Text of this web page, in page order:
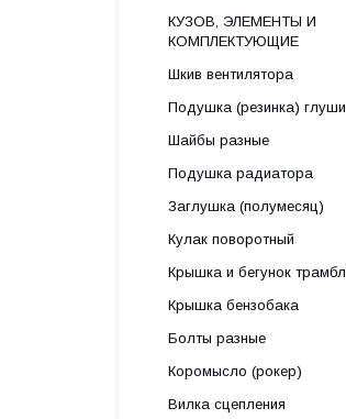
КУЗОВ, ЭЛЕМЕНТЫ И
КОМПЛЕКТУЮЩИЕ
Шкив вентилятора
Подушка (резинка)
Шайбы разные
Подушка радиатора
Заглушка (полумесяц)
Кулак поворотный
Крышка и бегунок
Крышка бензобака
Болты разные
Коромысло (рокер)
Вилка сцепления